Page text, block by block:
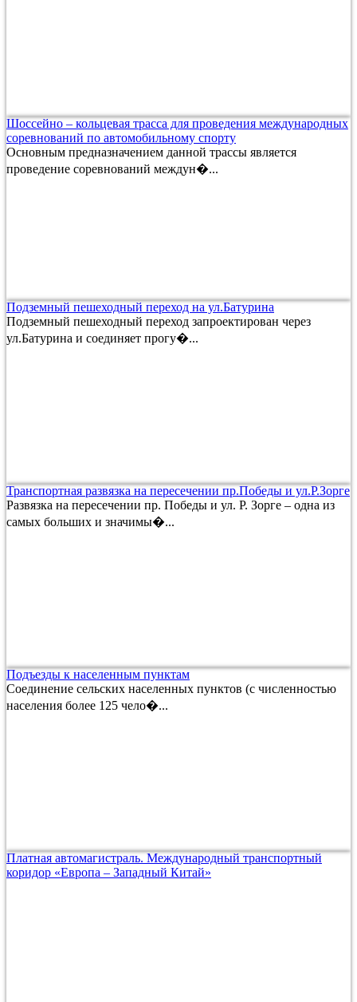
Шоссейно – кольцевая трасса для проведения международных
соревнований по автомобильному спорту
Основным предназначением данной трассы является
проведение соревнований междун�...
Подземный пешеходный переход на ул.Батурина
Подземный пешеходный переход запроектирован через
ул.Батурина и соединяет прогу�...
Транспортная развязка на пересечении пр.Победы и ул.Р.Зорге
Развязка на пересечении пр. Победы и ул. Р. Зорге – одна из
самых больших и значимы�...
Подъезды к населенным пунктам
Соединение сельских населенных пунктов (с численностью
населения более 125 чело�...
Платная автомагистраль. Международный транспортный
коридор «Европа – Западный Китай»